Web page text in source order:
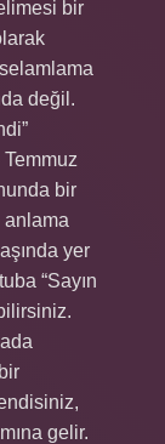
bir
değil.
bir
anlama
yer
“Sayın
gelir.